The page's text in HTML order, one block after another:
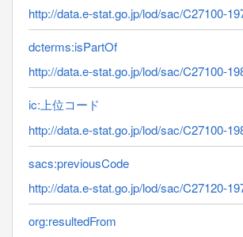
http://data.e-stat.go.jp/lod/sac/C27100-
dcterms:isPartOf
http://data.e-stat.go.jp/lod/sac/C27100-
ic:上位コード
http://data.e-stat.go.jp/lod/sac/C27100-
sacs:previousCode
http://data.e-stat.go.jp/lod/sac/C27120-
org:resultedFrom